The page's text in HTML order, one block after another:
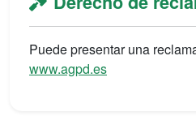
Puede presentar una
www.agpd.es